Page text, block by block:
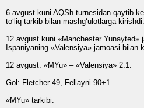
6 avgust kuni AQSh turnesidan qaytib
to‘liq tarkib bilan mashg‘ulotlarga kirishdi.
12 avgust kuni «Manchester Yunayted»
Ispaniyaning «Valensiya» jamoasi bilan
12 avgust: «MYu» – «Valensiya» 2:1.
Gol: Fletcher 49, Fellayni 90+1.
«MYu» tarkibi: